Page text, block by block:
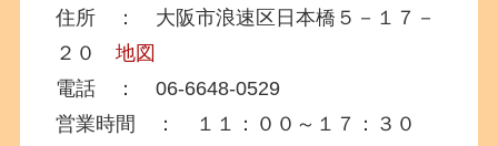
住所 ： 大阪市浪速区日本橋５－１７－
２０地図
電話 ： 06-6648-0529
営業時間 ： １１：００～１７：３０